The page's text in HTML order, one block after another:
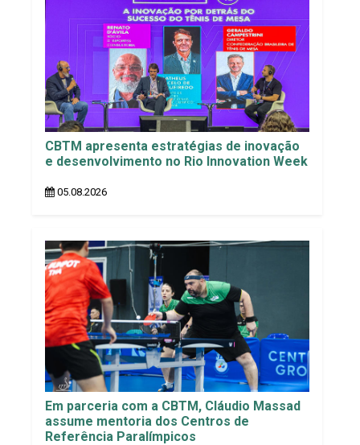
CBTM apresenta estratégias de inovação
e desenvolvimento no Rio Innovation Week
05.08.2026
Em parceria com a CBTM, Cláudio Massad
assume mentoria dos Centros de
Referência Paralímpicos